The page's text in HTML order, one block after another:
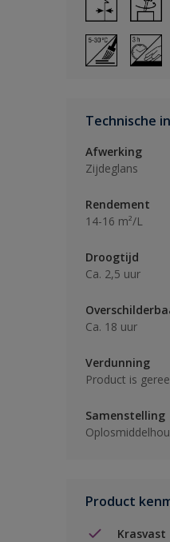
Technische
Afwerking
Zijdeglans
Rendement
14-16 m²/L
Droogtijd
Ca. 2,5 uur
Ca. 18 uur
Verdunning
Product is
Samenstelling
Product
Krasvast